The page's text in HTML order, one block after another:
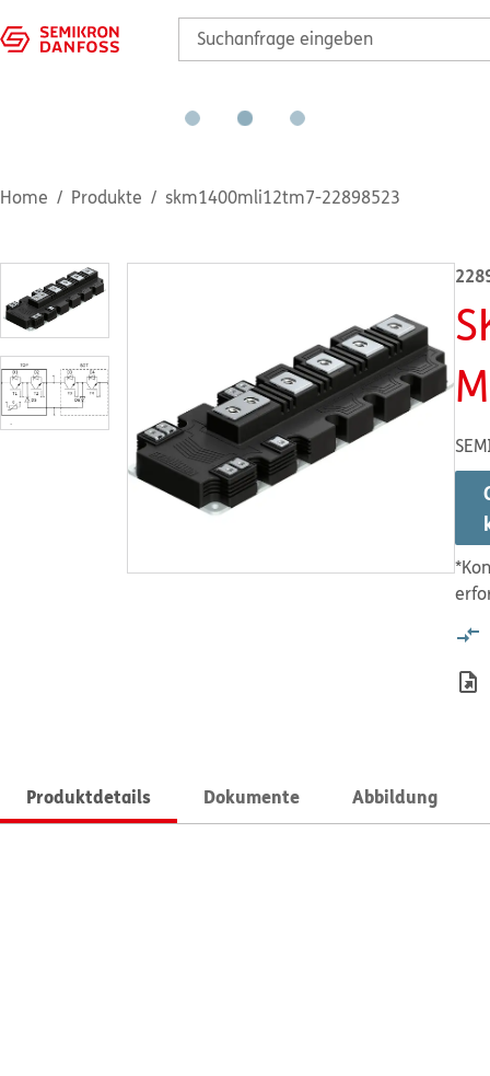
Home Produkte skm1400mli12tm7-22898523
Produktdetails Dokumente Abbildung